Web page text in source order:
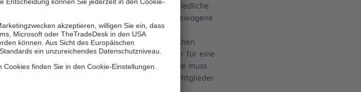
sowie externe Experten an. Sie bringen unterschiedliche
Perspektiven ein, um eine umfassende und ausgewogene
Beratung zu gewährleisten. Alle müssen einer
evangelischen Kirche oder einer anderen christlichen
Kirche angehören und werden vom Herrenmeister für eine
Amtszeit von fünf Jahren berufen. Der Vorsitzende muss
ein Mitglied des Ordens sein. Die maximal zehn Mitglieder